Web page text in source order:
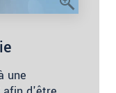
une